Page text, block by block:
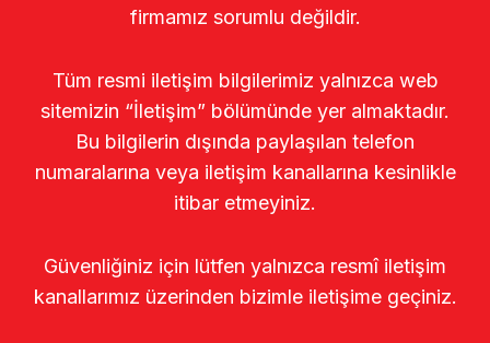
firmamız sorumlu değildir.
Tüm resmi iletişim bilgilerimiz yalnızca web
sitemizin “İletişim” bölümünde yer almaktadır.
Bu bilgilerin dışında paylaşılan telefon
numaralarına veya iletişim kanallarına kesinlikle
itibar etmeyiniz.
Güvenliğiniz için lütfen yalnızca resmî iletişim
kanallarımız üzerinden bizimle iletişime geçiniz.